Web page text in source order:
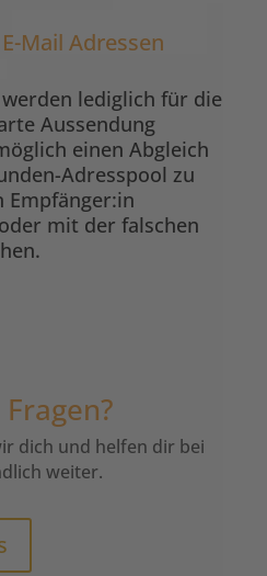
Mail Adressen
lediglich für die
Aussendung
einen Abgleich
Adresspool zu
Empfänger:in
mit der falschen
dich und helfen dir bei
weiter.